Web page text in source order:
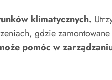
klimatycznych.
gdzie
pomóc w